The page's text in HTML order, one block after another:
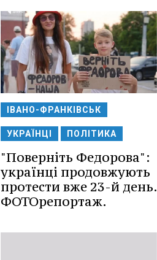
ІВАНО-ФРАНКІВСЬК
УКРАЇНЦІ ПОЛІТИКА
"Поверніть Федорова":
українці продовжують
протести вже 23-й день.
ФОТОрепортаж.